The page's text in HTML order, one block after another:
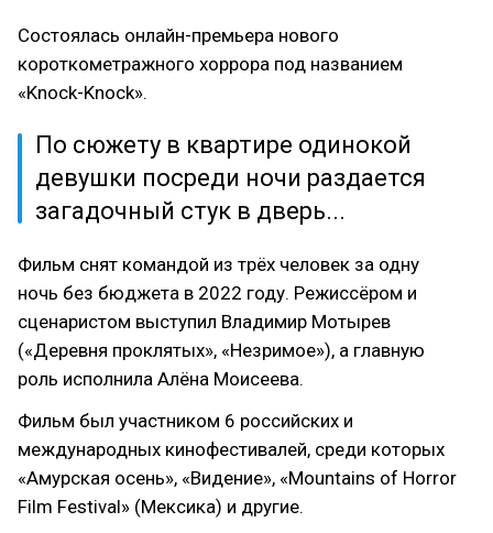
Состоялась онлайн-премьера нового
короткометражного хоррора под названием
«Knock-Knock».
По сюжету в квартире одинокой
девушки посреди ночи раздается
загадочный стук в дверь...
Фильм снят командой из трёх человек за одну
ночь без бюджета в 2022 году. Режиссёром и
сценаристом выступил Владимир Мотырев
(«Деревня проклятых», «Незримое»), а главную
роль исполнила Алёна Моисеева.
Фильм был участником 6 российских и
международных кинофестивалей, среди которых
«Амурская осень», «Видение», «Mountains of Horror
Film Festival» (Мексика) и другие.